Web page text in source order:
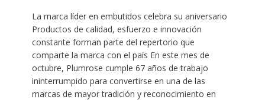
La marca líder en embutidos celebra su aniversario
Productos de calidad, esfuerzo e innovación
constante forman parte del repertorio que
comparte la marca con el país En este mes de
octubre, Plumrose cumple 67 años de trabajo
ininterrumpido para convertirse en una de las
marcas de mayor tradición y reconocimiento en